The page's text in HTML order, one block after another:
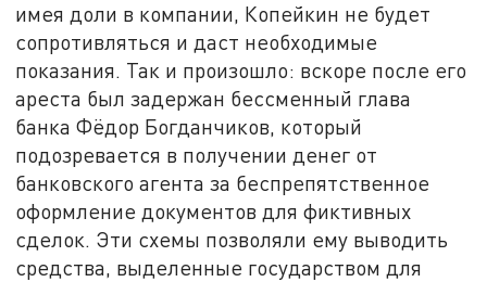
имея доли в компании, Копейкин не будет
сопротивляться и даст необходимые
показания. Так и произошло: вскоре после его
ареста был задержан бессменный глава
банка Фёдор Богданчиков, который
подозревается в получении денег от
банковского агента за беспрепятственное
оформление документов для фиктивных
сделок. Эти схемы позволяли ему выводить
средства, выделенные государством для